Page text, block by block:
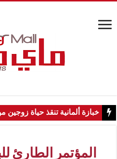
خبازة ألمانية تنقذ حياة زوجين
المؤتمر الطارئ